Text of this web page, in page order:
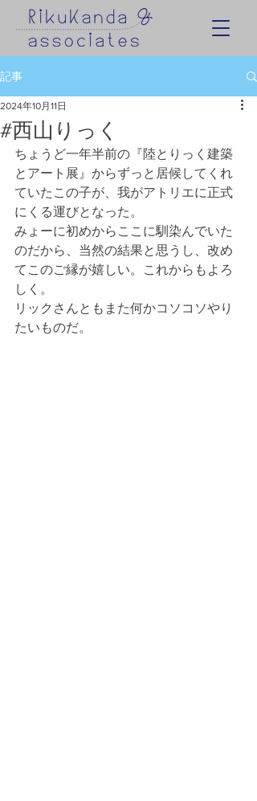
記事
#西山りっく
2024年10月11日
ちょうど一年半前の『陸とりっく建築
とアート展』からずっと居候してくれ
ていたこの子が、我がアトリエに正式
にくる運びとなった。
みょーに初めからここに馴染んでいた
のだから、当然の結果と思うし、改め
てこのご縁が嬉しい。これからもよろ
しく。
リックさんともまた何かコソコソやり
たいものだ。